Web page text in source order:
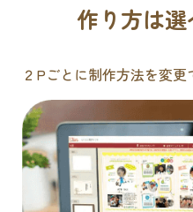
作り方は
２Pごとに制作方法を変更